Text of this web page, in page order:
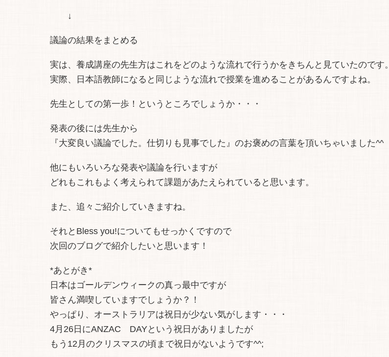
↓
議論の結果をまとめる
実は、養成講座の先生方はこれをどのような流れで行うかをきちんと見ていたのです。
実際、日本語教師になると同じような流れで授業を進めることがあるんですよね。
先生としての第一歩！というところでしょうか・・・
発表の後には先生から
『大変良い議論でした。仕切りも見事でした』のお褒めの言葉を頂いちゃいました^^
他にもいろいろな発表や議論を行いますが
どれもこれもよく考えられて課題があたえられていると思います。
また、追々ご紹介していきますね。
それとBless you!についてもせっかくですので
次回のブログで紹介したいと思います！
*あとがき*
日本はゴールデンウィークの真っ最中ですが
皆さん満喫していますでしょうか？！
やっぱり、オーストラリアは祝日が少ない気がします・・・
4月26日にANZAC DAYという祝日がありましたが
もう12月のクリスマスの頃まで祝日がないようです^^;